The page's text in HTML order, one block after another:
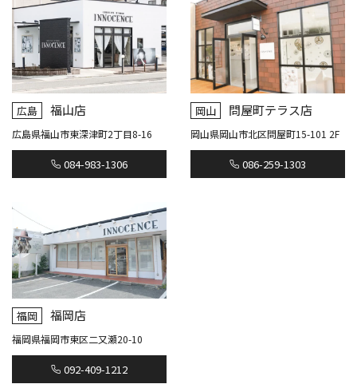
広島 福山店
広島県福山市東深津町2丁目8-16
084-983-1306
岡山 問屋町テラス店
岡山県岡山市北区問屋町15-101 2F
086-259-1303
福岡 福岡店
福岡県福岡市東区二又瀬20-10
092-409-1212